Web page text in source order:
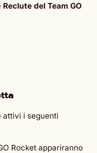
Reclute del Team GO
attivi i seguenti
Rocket appariranno